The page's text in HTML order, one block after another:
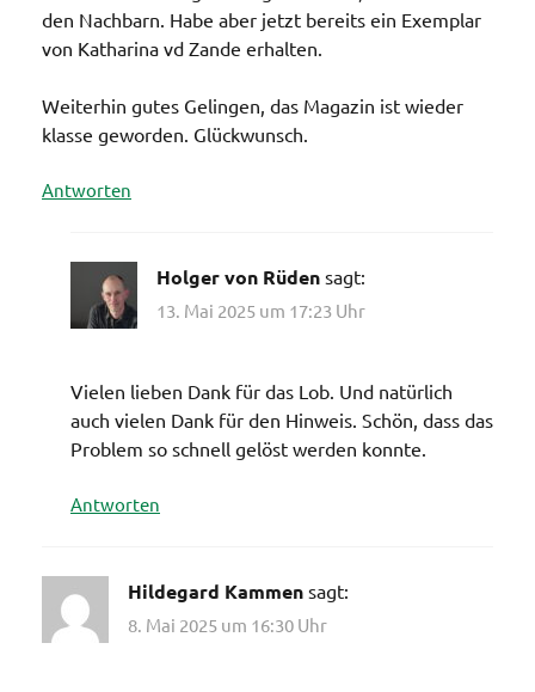
den Nachbarn. Habe aber jetzt bereits ein Exemplar
von Katharina vd Zande erhalten.
Weiterhin gutes Gelingen, das Magazin ist wieder
klasse geworden. Glückwunsch.
Antworten
Holger von Rüden sagt:
13. Mai 2025 um 17:23 Uhr
Vielen lieben Dank für das Lob. Und natürlich
auch vielen Dank für den Hinweis. Schön, dass das
Problem so schnell gelöst werden konnte.
Antworten
Hildegard Kammen sagt:
8. Mai 2025 um 16:30 Uhr